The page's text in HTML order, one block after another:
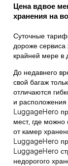
Цена вдвое
хранения на
Суточные
дороже
крайней мере в
До недавнего
свой багаж
отличаются
и расположения
LuggageHero
мест, где можно
от камер
LuggageHero
LuggageHero
недорогого